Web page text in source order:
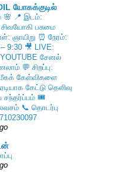
யோகக்குடில்
🌸 📍 இடம்:
பசுமை
ஞாயிறு ⏰ நேரம்:
9:30 🎥 LIVE:
சேனல்
💬 சிறப்பு:
கேள்விகளை
கேட்டு தெளிவு
சந்தர்ப்பம் 🎟️
📞 தொடர்பு